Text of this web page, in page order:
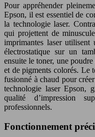
Pour appréhender
Epson, il est essentiel de
la technologie laser.
qui projettent de
imprimantes laser utilisent
électrostatique sur un
ensuite le toner, une
et de pigments colorés. Le
fusionné à chaud pour
technologie laser Epson,
qualité d’impression
professionnels.
Fonctionnement